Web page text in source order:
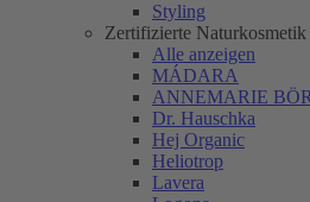
Styling
Zertifizierte Naturkosmetik
Alle anzeigen
MÁDARA
ANNEMARIE
Dr. Hauschka
Hej Organic
Heliotrop
Lavera